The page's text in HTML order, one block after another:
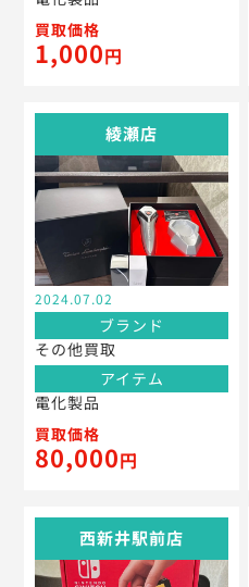
買取価格
1,000円
綾瀬店
2024.07.02
ブランド
その他買取
アイテム
電化製品
買取価格
80,000円
西新井駅前店